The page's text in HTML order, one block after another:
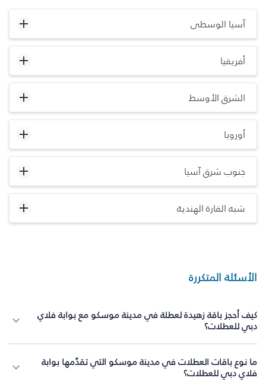
آسيا الوسطى
أفريقيا
الشرق الأوسط
أوروبا
جنوب شرق آسيا
شبه القارة الهندية
الأسئلة المتكررة
كيف أحجز باقة زهيدة لعطلة في مدينة موسكو مع بوابة فلاي
دبي للعطلات؟
ما نوع باقات العطلات في مدينة موسكو التي تقدّمها بوابة
فلاي دبي للعطلات؟